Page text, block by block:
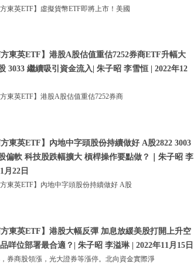
方東英ETF】虛擬貨幣ETF即將上市！美國
方東英ETF】港股A股估值重估7252券商ETF升幅大
3033 繼續吸引資金流入| 朱子昭 李雪恒 | 2022年12
方東英ETF】港股A股估值重估7252券商
方東英ETF】內地中字頭股份持續做好 A股2822 3003
偏軟 科技股跌幅擴大 槓桿操作要點做？｜朱子昭 李
月22日
方東英ETF】內地中字頭股份持續做好 A股
方東英ETF】港股大幅反彈 加息放緩美股打開上升空
咩位部署最合適？| 朱子昭 李溢琳 | 2022年11月15日
券商股領漲，光大證券等漲停。北向資金實際淨